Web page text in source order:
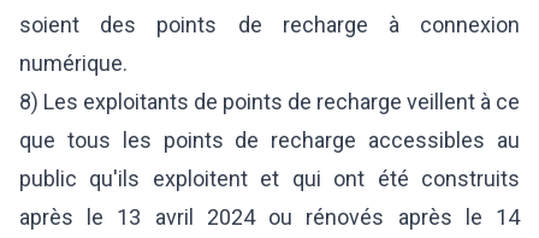
soient des points de recharge à connexion
numérique.
8) Les exploitants de points de recharge veillent à ce
que tous les points de recharge accessibles au
public qu'ils exploitent et qui ont été construits
après le 13 avril 2024 ou rénovés après le 14